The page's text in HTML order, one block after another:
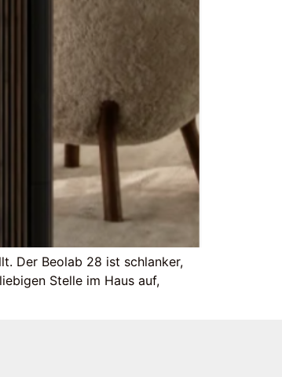
Der Beolab 28 ist schlanker,
Stelle im Haus auf,